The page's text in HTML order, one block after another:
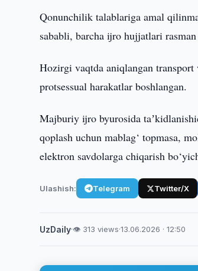
Qonunchilik talablariga amal
sababli, barcha ijro hujjatlari
Hozirgi vaqtda aniqlangan
protsessual harakatlar boshlangan.
Majburiy ijro byurosida
qoplash uchun mablag‘ topmasa,
elektron savdolarga chiqarish
Ulashish: Telegram Twitter/X
UzDaily·👁 313 views·13.06.2026 · 12:50